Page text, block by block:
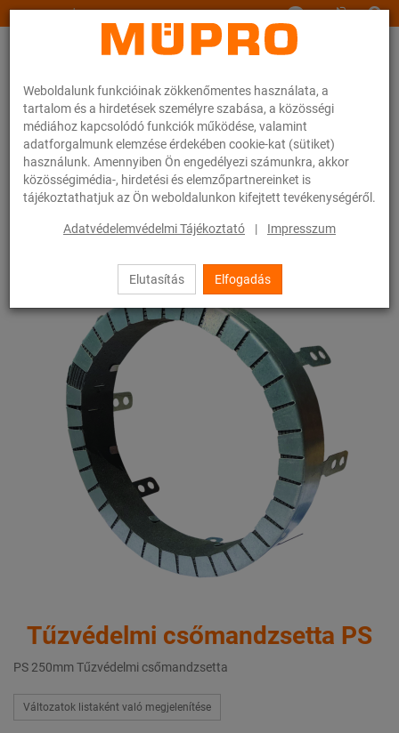
Weboldalunk funkcióinak zökkenőmentes használata, a
tartalom és a hirdetések személyre szabása, a közösségi
médiához kapcsolódó funkciók működése, valamint
adatforgalmunk elemzése érdekében cookie-kat (sütiket)
használunk. Amennyiben Ön engedélyezi számunkra, akkor
közösségimédia-, hirdetési és elemzőpartnereinket is
tájékoztathatjuk az Ön weboldalunkon kifejtett tevékenységéről.
Adatvédelemvédelmi Tájékoztató | Impresszum
Elutasítás Elfogadás
www.muepro.hu
Webáruhàz Tűzvédelem
Tűzterjedés elleni védelem
Tűzvédelmi termékek
Tűzvédelmi csőmandzsetta PS
Tűzvédelmi csőmandzsetta PS
PS 250mm Tűzvédelmi csőmandzsetta
Változatok listaként való megjelenítése